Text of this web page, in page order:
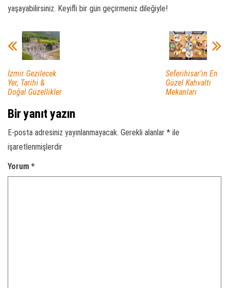
yaşayabilirsiniz. Keyifli bir gün geçirmeniz dileğiyle!
İzmir Gezilecek
Yer, Tarihi &
Doğal Güzellikler
Seferihisar’ın En
Güzel Kahvaltı
Mekanları
Bir yanıt yazın
E-posta adresiniz yayınlanmayacak. Gerekli alanlar * ile
işaretlenmişlerdir
Yorum *